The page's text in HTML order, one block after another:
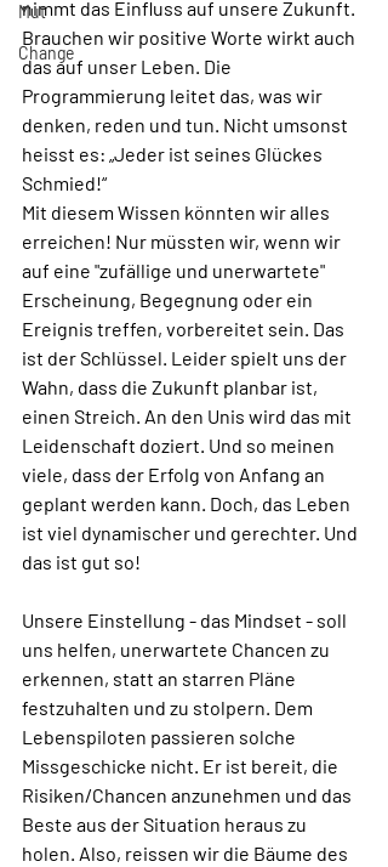
Mut
Change
nimmt das Einfluss auf unsere Zukunft.
Brauchen wir positive Worte wirkt auch
das auf unser Leben. Die
Programmierung leitet das, was wir
denken, reden und tun. Nicht umsonst
heisst es: „Jeder ist seines Glückes
Schmied!“
Mit diesem Wissen könnten wir alles
erreichen! Nur müssten wir, wenn wir
auf eine "zufällige und unerwartete"
Erscheinung, Begegnung oder ein
Ereignis treffen, vorbereitet sein. Das
ist der Schlüssel. Leider spielt uns der
Wahn, dass die Zukunft planbar ist,
einen Streich. An den Unis wird das mit
Leidenschaft doziert. Und so meinen
viele, dass der Erfolg von Anfang an
geplant werden kann. Doch, das Leben
ist viel dynamischer und gerechter. Und
das ist gut so!
Unsere Einstellung - das Mindset - soll
uns helfen, unerwartete Chancen zu
erkennen, statt an starren Pläne
festzuhalten und zu stolpern. Dem
Lebenspiloten passieren solche
Missgeschicke nicht. Er ist bereit, die
Risiken/Chancen anzunehmen und das
Beste aus der Situation heraus zu
holen. Also, reissen wir die Bäume des